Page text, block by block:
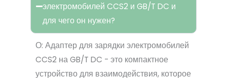
электромобилей CCS2 и GB/T DC и
для чего он нужен?
О: Адаптер для зарядки электромобилей
CCS2 на GB/T DC - это компактное
устройство для взаимодействия, которое